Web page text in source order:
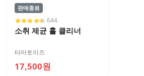
판매종료
644
소취 제균 홀 클리너
타마토이즈
17,500원